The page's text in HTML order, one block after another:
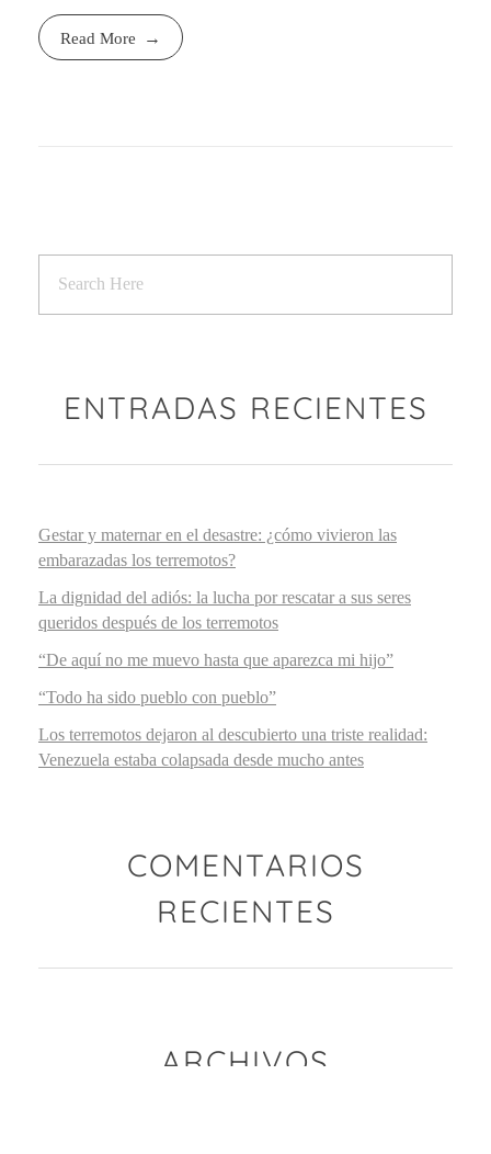
Read More
ENTRADAS RECIENTES
Gestar y maternar en el desastre: ¿cómo vivieron las
embarazadas los terremotos?
La dignidad del adiós: la lucha por rescatar a sus seres
queridos después de los terremotos
“De aquí no me muevo hasta que aparezca mi hijo”
“Todo ha sido pueblo con pueblo”
Los terremotos dejaron al descubierto una triste realidad:
Venezuela estaba colapsada desde mucho antes
COMENTARIOS
RECIENTES
ARCHIVOS